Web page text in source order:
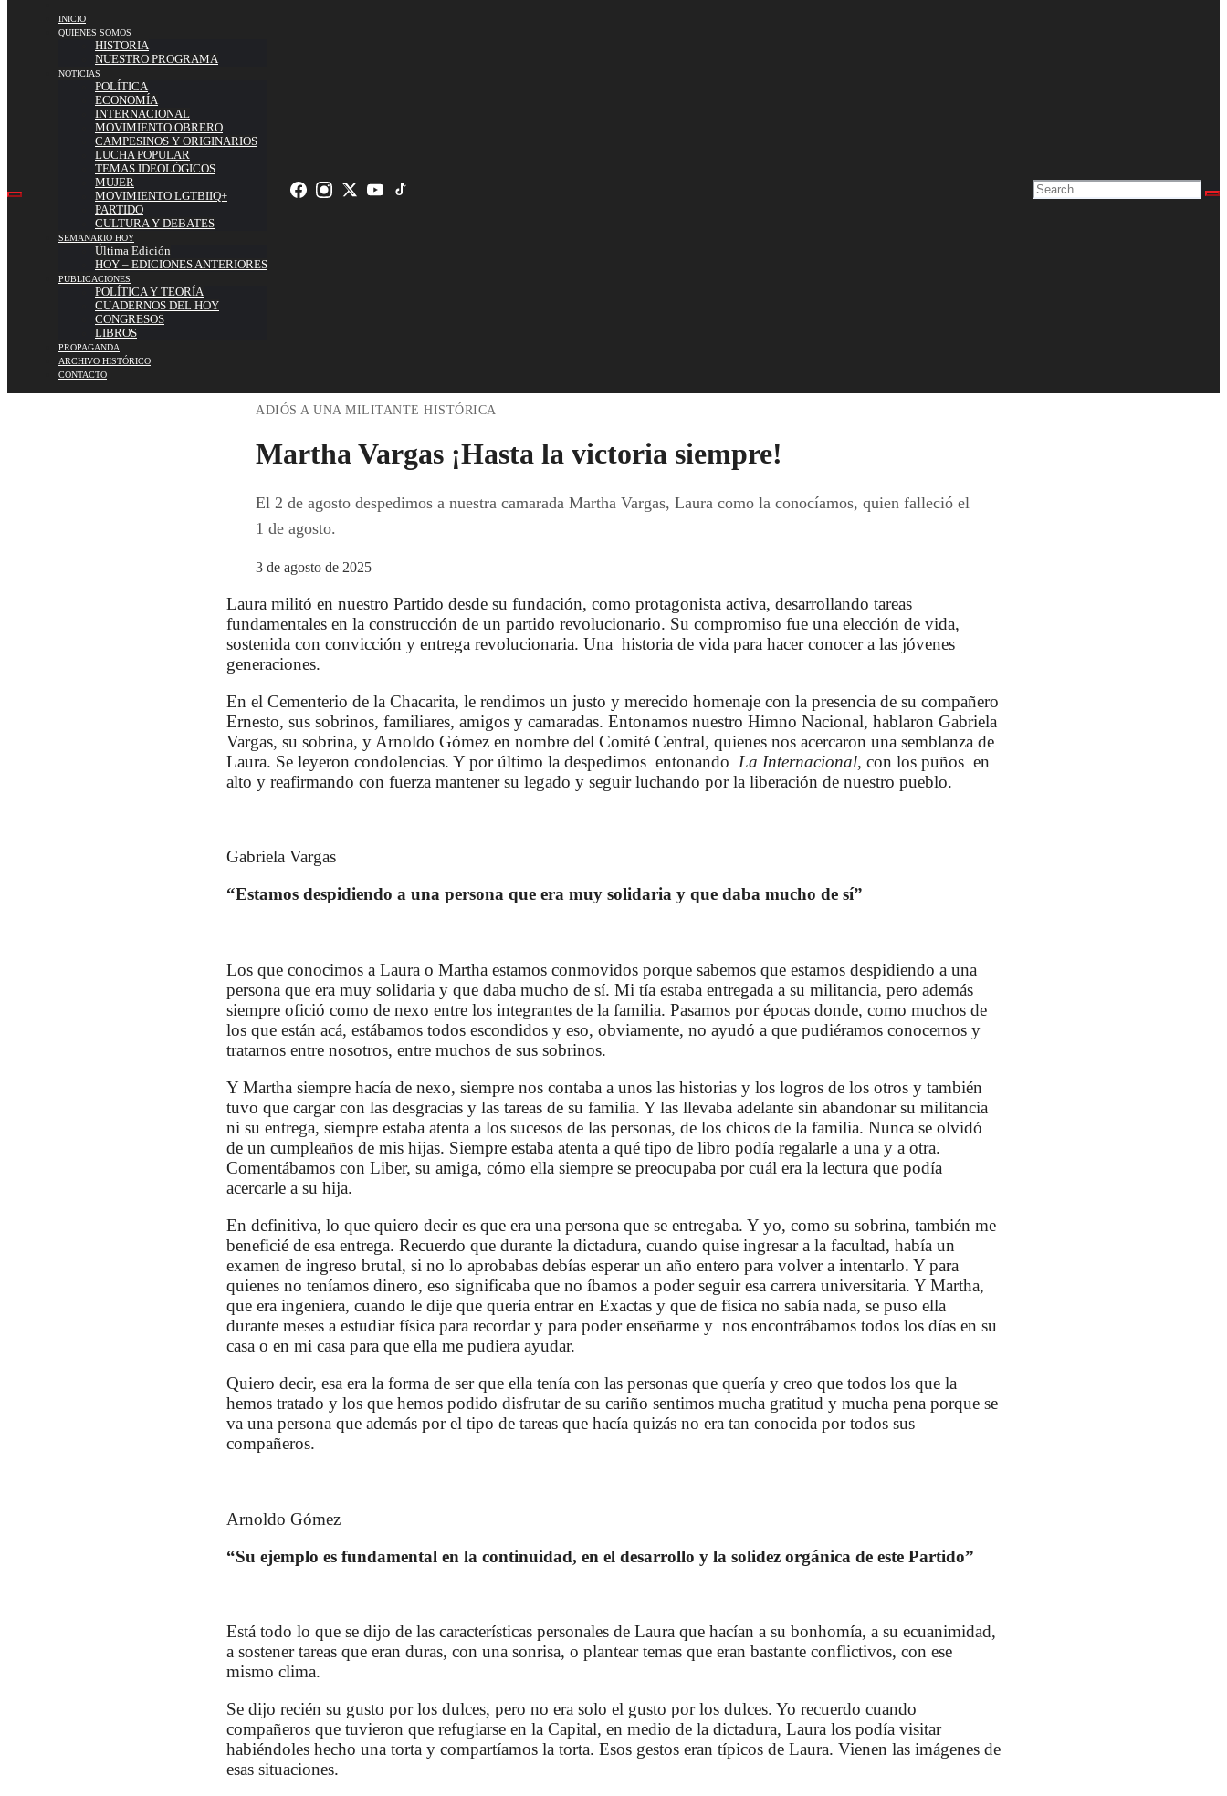
INICIO
QUIENES SOMOS
HISTORIA
NUESTRO PROGRAMA
NOTICIAS
POLÍTICA
ECONOMÍA
INTERNACIONAL
MOVIMIENTO OBRERO
CAMPESINOS Y ORIGINARIOS
LUCHA POPULAR
TEMAS IDEOLÓGICOS
MUJER
MOVIMIENTO LGTBIIQ+
PARTIDO
CULTURA Y DEBATES
SEMANARIO HOY
Última Edición
HOY – EDICIONES ANTERIORES
PUBLICACIONES
POLÍTICA Y TEORÍA
CUADERNOS DEL HOY
CONGRESOS
LIBROS
PROPAGANDA
ARCHIVO HISTÓRICO
CONTACTO
ADIÓS A UNA MILITANTE HISTÓRICA
Martha Vargas ¡Hasta la victoria siempre!
El 2 de agosto despedimos a nuestra camarada Martha Vargas, Laura como la conocíamos, quien falleció el
1 de agosto.
3 de agosto de 2025
Laura militó en nuestro Partido desde su fundación, como protagonista activa, desarrollando tareas
fundamentales en la construcción de un partido revolucionario. Su compromiso fue una elección de vida,
sostenida con convicción y entrega revolucionaria. Una historia de vida para hacer conocer a las jóvenes
generaciones.
En el Cementerio de la Chacarita, le rendimos un justo y merecido homenaje con la presencia de su compañero
Ernesto, sus sobrinos, familiares, amigos y camaradas. Entonamos nuestro Himno Nacional, hablaron Gabriela
Vargas, su sobrina, y Arnoldo Gómez en nombre del Comité Central, quienes nos acercaron una semblanza de
Laura. Se leyeron condolencias. Y por último la despedimos entonando La Internacional, con los puños en
alto y reafirmando con fuerza mantener su legado y seguir luchando por la liberación de nuestro pueblo.
Gabriela Vargas
“Estamos despidiendo a una persona que era muy solidaria y que daba mucho de sí”
Los que conocimos a Laura o Martha estamos conmovidos porque sabemos que estamos despidiendo a una
persona que era muy solidaria y que daba mucho de sí. Mi tía estaba entregada a su militancia, pero además
siempre ofició como de nexo entre los integrantes de la familia. Pasamos por épocas donde, como muchos de
los que están acá, estábamos todos escondidos y eso, obviamente, no ayudó a que pudiéramos conocernos y
tratarnos entre nosotros, entre muchos de sus sobrinos.
Y Martha siempre hacía de nexo, siempre nos contaba a unos las historias y los logros de los otros y también
tuvo que cargar con las desgracias y las tareas de su familia. Y las llevaba adelante sin abandonar su militancia
ni su entrega, siempre estaba atenta a los sucesos de las personas, de los chicos de la familia. Nunca se olvidó
de un cumpleaños de mis hijas. Siempre estaba atenta a qué tipo de libro podía regalarle a una y a otra.
Comentábamos con Liber, su amiga, cómo ella siempre se preocupaba por cuál era la lectura que podía
acercarle a su hija.
En definitiva, lo que quiero decir es que era una persona que se entregaba. Y yo, como su sobrina, también me
beneficié de esa entrega. Recuerdo que durante la dictadura, cuando quise ingresar a la facultad, había un
examen de ingreso brutal, si no lo aprobabas debías esperar un año entero para volver a intentarlo. Y para
quienes no teníamos dinero, eso significaba que no íbamos a poder seguir esa carrera universitaria. Y Martha,
que era ingeniera, cuando le dije que quería entrar en Exactas y que de física no sabía nada, se puso ella
durante meses a estudiar física para recordar y para poder enseñarme y nos encontrábamos todos los días en su
casa o en mi casa para que ella me pudiera ayudar.
Quiero decir, esa era la forma de ser que ella tenía con las personas que quería y creo que todos los que la
hemos tratado y los que hemos podido disfrutar de su cariño sentimos mucha gratitud y mucha pena porque se
va una persona que además por el tipo de tareas que hacía quizás no era tan conocida por todos sus
compañeros.
Arnoldo Gómez
“Su ejemplo es fundamental en la continuidad, en el desarrollo y la solidez orgánica de este Partido”
Está todo lo que se dijo de las características personales de Laura que hacían a su bonhomía, a su ecuanimidad,
a sostener tareas que eran duras, con una sonrisa, o plantear temas que eran bastante conflictivos, con ese
mismo clima.
Se dijo recién su gusto por los dulces, pero no era solo el gusto por los dulces. Yo recuerdo cuando
compañeros que tuvieron que refugiarse en la Capital, en medio de la dictadura, Laura los podía visitar
habiéndoles hecho una torta y compartíamos la torta. Esos gestos eran típicos de Laura. Vienen las imágenes de
esas situaciones.